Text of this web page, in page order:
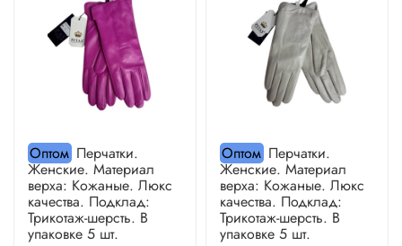
ОптомПерчатки.
Женские. Материал
верха: Кожаные. Люкс
качества. Подклад:
Трикотаж-шерсть. В
упаковке 5 шт.
ОптомПерчатки.
Женские. Материал
верха: Кожаные. Люкс
качества. Подклад:
Трикотаж-шерсть. В
упаковке 5 шт.